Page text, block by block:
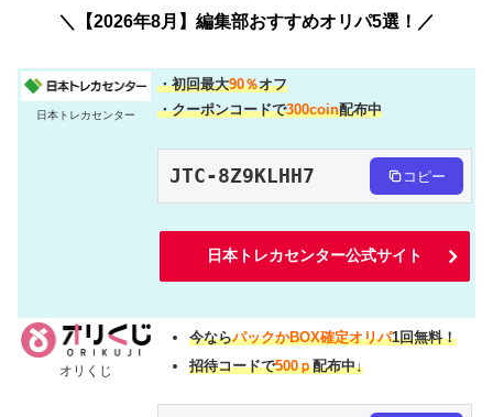
＼【2026年8月】編集部おすすめオリパ5選！／
日本トレカセンター
・初回最大90％オフ
・クーポンコードで300coin配布中
JTC-8Z9KLHH7 コピー
日本トレカセンター公式サイト
オリくじ
今ならパックかBOX確定オリパ1回無料！
招待コードで500ｐ配布中↓